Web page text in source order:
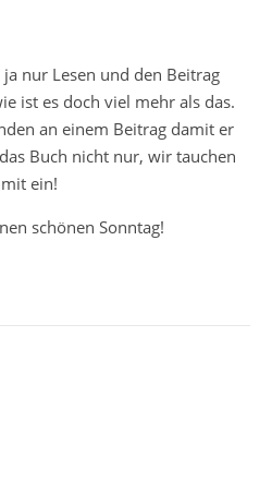
ja nur Lesen und den Beitrag
ist es doch viel mehr als das.
an einem Beitrag damit er
Buch nicht nur, wir tauchen
ein!
schönen Sonntag!